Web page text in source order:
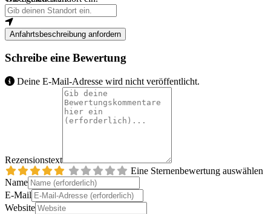
Anfahrtsbeschreibung anfordern
Schreibe eine Bewertung
Deine E-Mail-Adresse wird nicht veröffentlicht.
Rezensionstext
Eine Sternenbewertung auswählen
Name
E-Mail
Website